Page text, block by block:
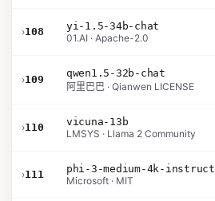
›108
yi-1.5-34b-chat
01.AI · Apache-2.0
›109
qwen1.5-32b-chat
阿里巴巴 · Qianwen LICENSE
›110
vicuna-13b
LMSYS · Llama 2 Community
›111
phi-3-medium-4k-instruct
Microsoft · MIT